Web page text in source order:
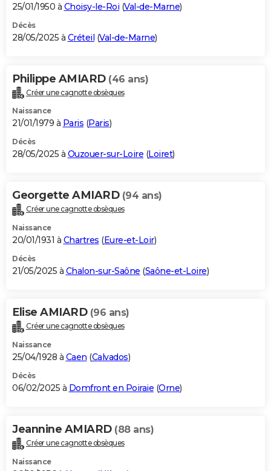
25/01/1950 à Choisy-le-Roi (Val-de-Marne)
Décès
28/05/2025 à Créteil (Val-de-Marne)
Philippe AMIARD (46 ans)
Créer une cagnotte obsèques
Naissance
21/01/1979 à Paris (Paris)
Décès
28/05/2025 à Ouzouer-sur-Loire (Loiret)
Georgette AMIARD (94 ans)
Créer une cagnotte obsèques
Naissance
20/01/1931 à Chartres (Eure-et-Loir)
Décès
21/05/2025 à Chalon-sur-Saône (Saône-et-Loire)
Elise AMIARD (96 ans)
Créer une cagnotte obsèques
Naissance
25/04/1928 à Caen (Calvados)
Décès
06/02/2025 à Domfront en Poiraie (Orne)
Jeannine AMIARD (88 ans)
Créer une cagnotte obsèques
Naissance